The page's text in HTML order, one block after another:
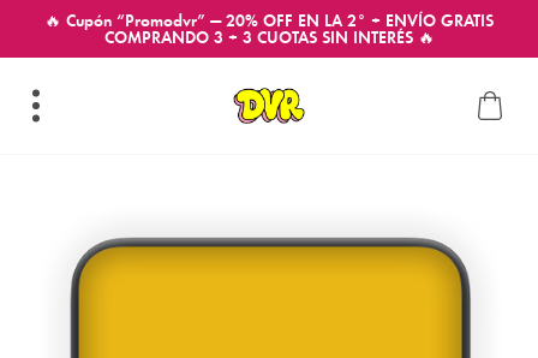
🔥 Cupón “Promodvr” — 20% OFF EN LA 2° + ENVÍO GRATIS
COMPRANDO 3 + 3 CUOTAS SIN INTERÉS 🔥